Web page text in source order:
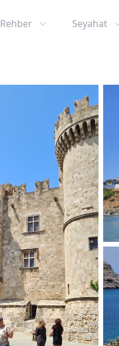
Rehber Seyahat